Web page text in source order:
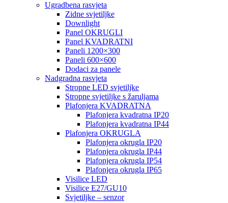
Ugradbena rasvjeta
Zidne svjetiljke
Downlight
Panel OKRUGLI
Panel KVADRATNI
Paneli 1200×300
Paneli 600×600
Dodaci za panele
Nadgradna rasvjeta
Stropne LED svjetiljke
Stropne svjetiljke s žaruljama
Plafonjera KVADRATNA
Plafonjera kvadratna IP20
Plafonjera kvadratna IP44
Plafonjera OKRUGLA
Plafonjera okrugla IP20
Plafonjera okrugla IP44
Plafonjera okrugla IP54
Plafonjera okrugla IP65
Visilice LED
Visilice E27/GU10
Svjetiljke – senzor